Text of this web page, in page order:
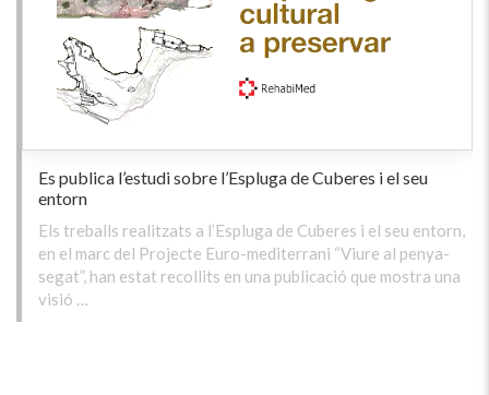
Es publica l’estudi sobre l’Espluga de Cuberes i el seu
entorn
Els treballs realitzats a l’Espluga de Cuberes i el seu entorn,
en el marc del Projecte Euro-mediterrani “Viure al penya-
segat”, han estat recollits en una publicació que mostra una
visió …